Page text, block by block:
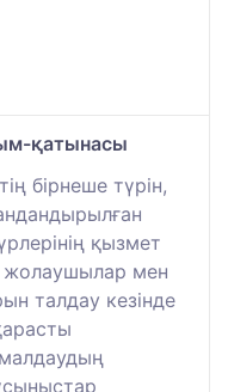
қатынасы
бірнеше түрін,
қызмет
жолаушылар мен
талдау кезінде